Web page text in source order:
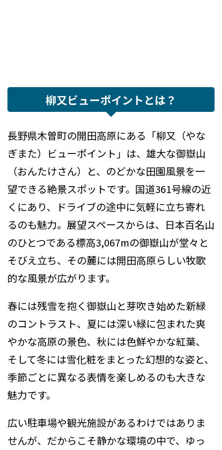
柳又ビューポイントとは？
長野県木曽町の開田高原にある「柳又（やな
ぎまた）ビューポイント」は、雄大な御嶽山
（おんたけさん）と、のどかな田園風景を一
望できる絶景スポットです。国道361号線の近
くにあり、ドライブの途中に気軽に立ち寄れ
るのも魅力。展望スペースからは、日本百名山
のひとつである標高3,067mの御嶽山が堂々と
そびえ立ち、その麓には開田高原らしい牧歌
的な風景が広がります。
春には残雪を抱く御嶽山と芽吹き始めた新緑
のコントラスト、夏には深い緑に包まれた爽
やかな高原の景色、秋には色鮮やかな紅葉、
そして冬には雪化粧をまとった幻想的な姿と、
季節ごとに異なる表情を楽しめるのも大きな
魅力です。
広い駐車場や観光施設があるわけではありま
せんが、だからこそ静かな環境の中で、ゆっ